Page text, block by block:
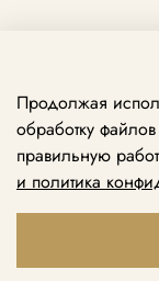
Принимаем
+7 969
Продолжая
обработку
правильную
и политика